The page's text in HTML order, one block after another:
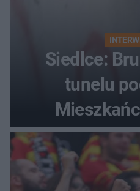
Siedlce:
tunelu